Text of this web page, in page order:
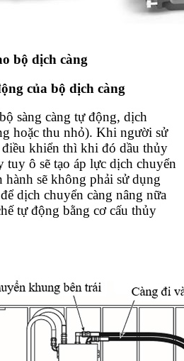
bộ dịch càng
của bộ dịch càng
sàng càng tự động, dịch
hoặc thu nhỏ). Khi người sử
điều khiển thì khi đó dầu thủy
tuy ô sẽ tạo áp lực dịch chuyển
sẽ không phải sử dụng
dịch chuyển càng nâng nữa
tự động bằng cơ cấu thủy